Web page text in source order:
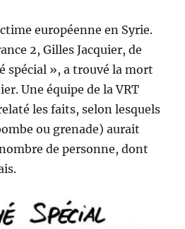
européenne en Syrie.
2, Gilles Jacquier, de
spécial », a trouvé la mort
Une équipe de la VRT
les faits, selon lesquels
ou grenade) aurait
de personne, dont